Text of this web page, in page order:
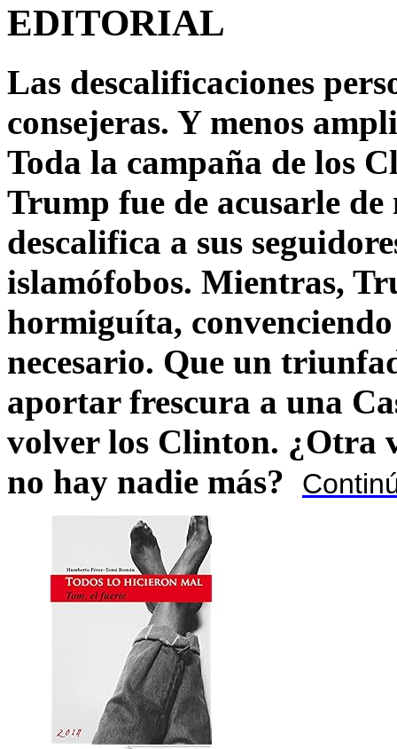
EDITORIAL
Las descalificaciones
consejeras. Y menos
Toda la campaña de los
Trump fue de acusarle
descalifica a sus
islamófobos. Mientras,
hormiguíta,
necesario. Que un
aportar frescura a una
volver los Clinton. ¿Otra
no hay nadie más?